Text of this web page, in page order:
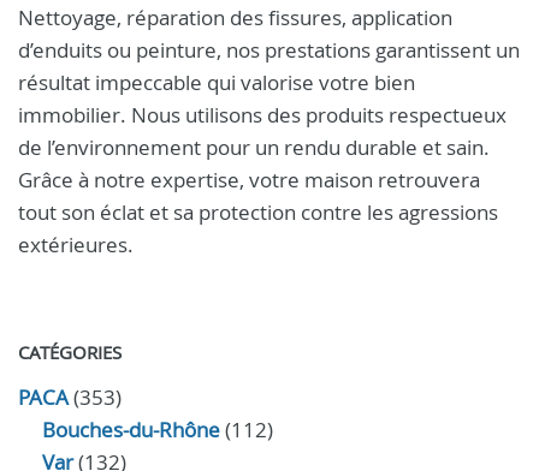
Nettoyage, réparation des fissures, application
d’enduits ou peinture, nos prestations garantissent un
résultat impeccable qui valorise votre bien
immobilier. Nous utilisons des produits respectueux
de l’environnement pour un rendu durable et sain.
Grâce à notre expertise, votre maison retrouvera
tout son éclat et sa protection contre les agressions
extérieures.
CATÉGORIES
PACA(353)
Bouches-du-Rhône(112)
Var(132)